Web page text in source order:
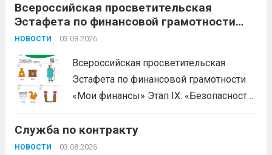
продолжается прием заявок на бесплатное участие в
обучающем проекте «Наше дело». Обучение
ориентировано на ветеранов боевых...
Всероссийская просветительская
Эстафета по финансовой грамотности
«Мои финансы»
НОВОСТИ 03.08.2026
Всероссийская просветительская
Эстафета по финансовой грамотности
«Мои финансы» Этап IX: «Безопасность
портале: моифинансы.рф
#ЭстафетаМоиФинансы
Служба по контракту
НОВОСТИ 03.08.2026